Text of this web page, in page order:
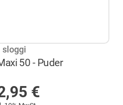
sloggi
50 - Puder
€